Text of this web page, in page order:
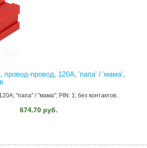
провод-провод, 120A, 'папа' / 'мама',
"папа" / "мама"; PIN: 1; без контактов..
674.70 руб.